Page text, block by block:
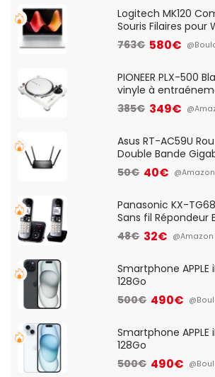
QWERTY UK - Noir
Logitech MK120
Souris Filaires pour
Optique Filaire,
And Play,
QWERTY UK - Noir
763€ 580€
PIONEER PLX-500
vinyle à
vitesses (33-45-
pre-ampli intégré
385€ 349€
Asus RT-AC59U
Double Bande
Client VPN, Triple
d'accès et Bridge,
50€ 40€ @Amazon
Panasonic KX-
Sans fil Répondeur
Française]
48€ 32€ @Amazon
Smartphone APPLE
128Go
500€ 490€
Smartphone APPLE
128Go
500€ 490€